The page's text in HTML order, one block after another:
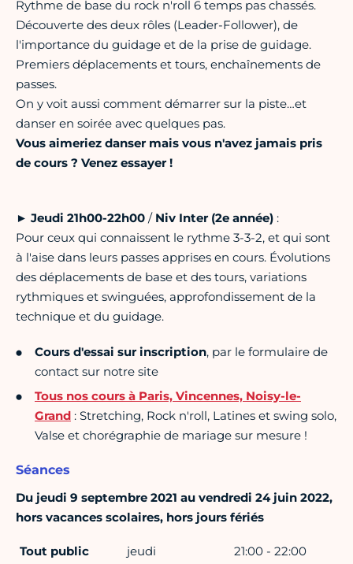
Rythme de base du rock n'roll 6 temps pas chassés.
Découverte des deux rôles (Leader-Follower), de
l'importance du guidage et de la prise de guidage.
Premiers déplacements et tours, enchaînements de
passes.
On y voit aussi comment démarrer sur la piste…et
danser en soirée avec quelques pas.
Vous aimeriez danser mais vous n'avez jamais pris
de cours ? Venez essayer !
► Jeudi 21h00-22h00 / Niv Inter (2e année) :
Pour ceux qui connaissent le rythme 3-3-2, et qui sont
à l'aise dans leurs passes apprises en cours. Évolutions
des déplacements de base et des tours, variations
rythmiques et swinguées, approfondissement de la
technique et du guidage.
Cours d'essai sur inscription, par le formulaire de
contact sur notre site
Tous nos cours à Paris, Vincennes, Noisy-le-
Grand : Stretching, Rock n'roll, Latines et swing solo,
Valse et chorégraphie de mariage sur mesure !
Séances
Du jeudi 9 septembre 2021 au vendredi 24 juin 2022,
hors vacances scolaires, hors jours fériés
Tout public jeudi 21:00 - 22:00